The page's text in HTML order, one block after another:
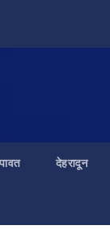
देहरादून